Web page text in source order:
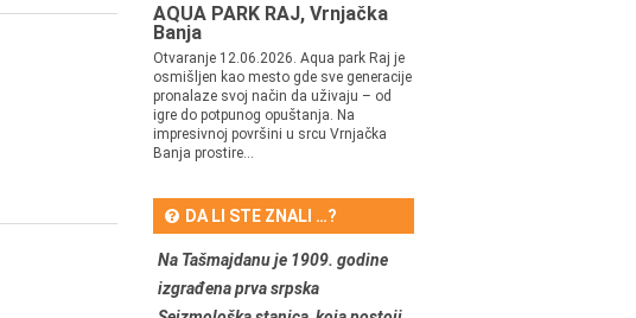
AQUA PARK RAJ, Vrnjačka
Banja
Otvaranje 12.06.2026. Aqua park Raj je
osmišljen kao mesto gde sve generacije
pronalaze svoj način da uživaju – od
igre do potpunog opuštanja. Na
impresivnoj površini u srcu Vrnjačka
Banja prostire...
DA LI STE ZNALI …?
Na Tašmajdanu je 1909. godine
izgrađena prva srpska